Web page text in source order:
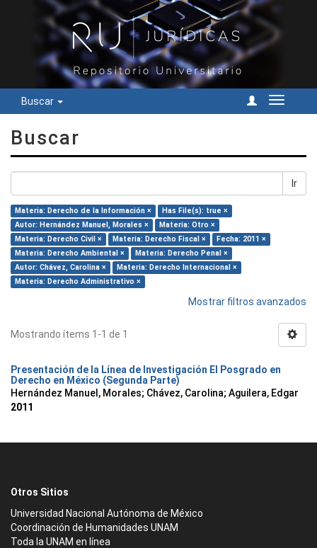
Buscar
Cambiar
Buscar
Ir
Materia: Derecho de la Información ×
Has File(s): true ×
Autor: Hernández Manuel, Morales ×
Materia: Otro ×
Materia: Derecho Civil ×
Materia: Derecho Fiscal ×
Fecha: 2011 ×
Materia: Derecho Ambiental ×
Materia: Derecho Penal ×
Autor: Chávez, Carolina ×
Materia: Derecho Internacional ×
Materia: Derecho Administrativo ×
Mostrar filtros avanzados
Mostrando ítems 1-1 de 1
Presentación de la Línea de Investigación El Posgrado en
Derecho en México (Segunda Parte)
Hernández Manuel, Morales; Chávez, Carolina; Aguilera, Edgar
2011
Otros Sitios
Universidad Nacional Autónoma de México
Coordinación de Humanidades UNAM
Toda la UNAM en línea